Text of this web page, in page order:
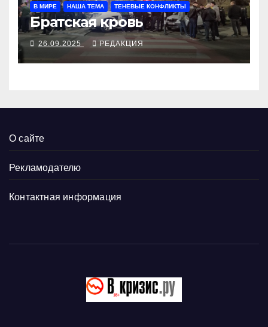
В МИРЕ НАША ТЕМА ТЕНЕВЫЕ КОНФЛИКТЫ
Братская кровь
26.09.2025 РЕДАКЦИЯ
О сайте
Рекламодателю
Контактная информация